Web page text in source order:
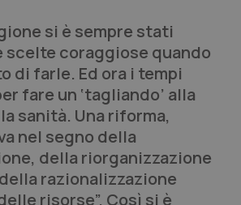
si è sempre stati
scelte coraggiose quando
di farle. Ed ora i tempi
fare un ‘tagliando’ alla
sanità. Una riforma,
nel segno della
della riorganizzazione
razionalizzazione
risorse”. Così si è